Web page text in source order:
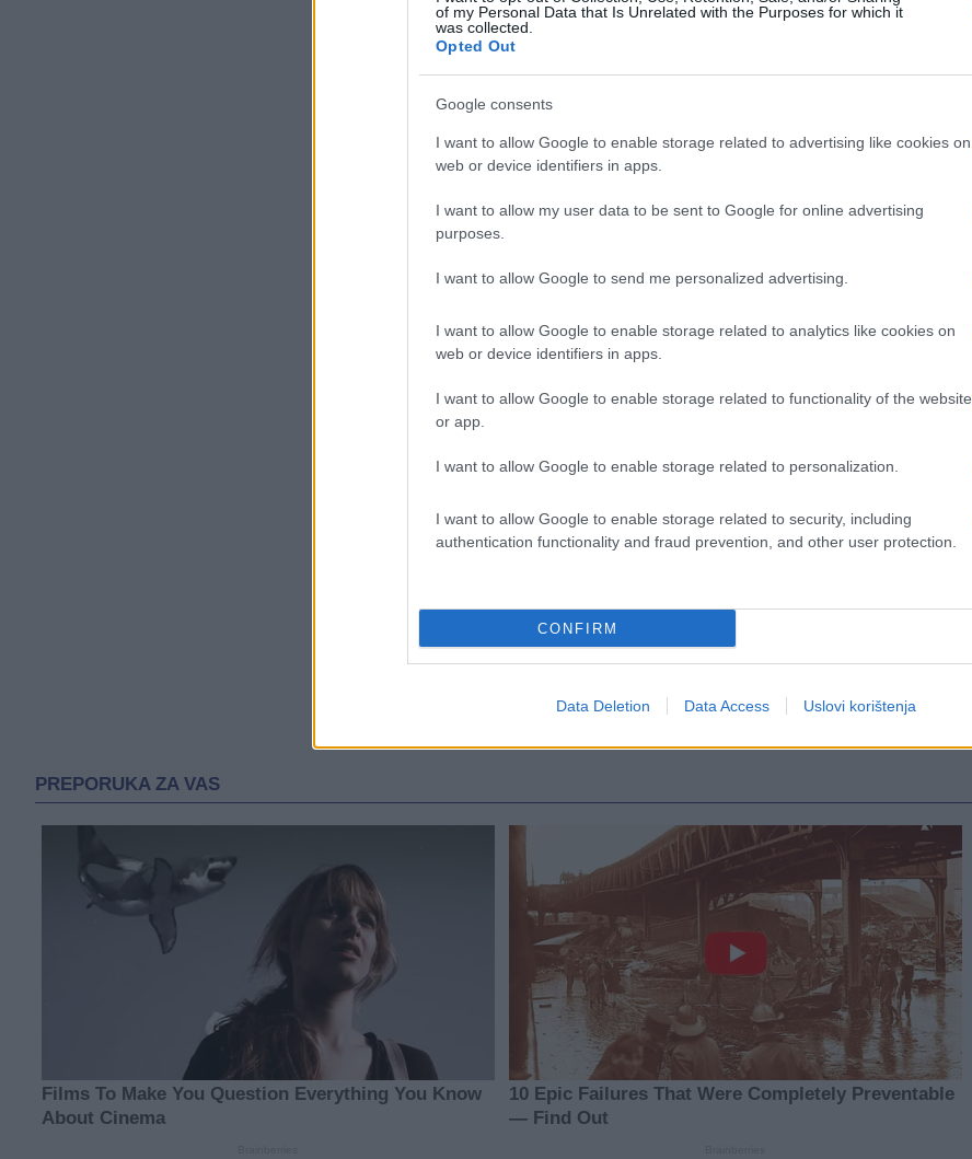
of my Personal Data that Is Unrelated with the Purposes for which it
was collected.
Opted Out
Google consents
I want to allow Google to enable storage related to advertising like cookies on
web or device identifiers in apps.
I want to allow my user data to be sent to Google for online advertising
purposes.
I want to allow Google to send me personalized advertising.
I want to allow Google to enable storage related to analytics like cookies on
web or device identifiers in apps.
I want to allow Google to enable storage related to functionality of the website
or app.
I want to allow Google to enable storage related to personalization.
I want to allow Google to enable storage related to security, including
authentication functionality and fraud prevention, and other user protection.
CONFIRM
Data Deletion Data Access Uslovi korištenja